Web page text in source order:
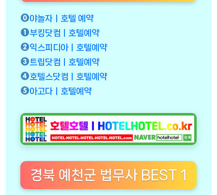
야놀자ㅣ호텔 예약
부킹닷컴ㅣ호텔예약
익스피디아ㅣ호텔예약
트립닷컴ㅣ호텔예약
호텔스닷컴ㅣ호텔예약
아고다ㅣ호텔예약
경북 예천군 법무사 BEST 1